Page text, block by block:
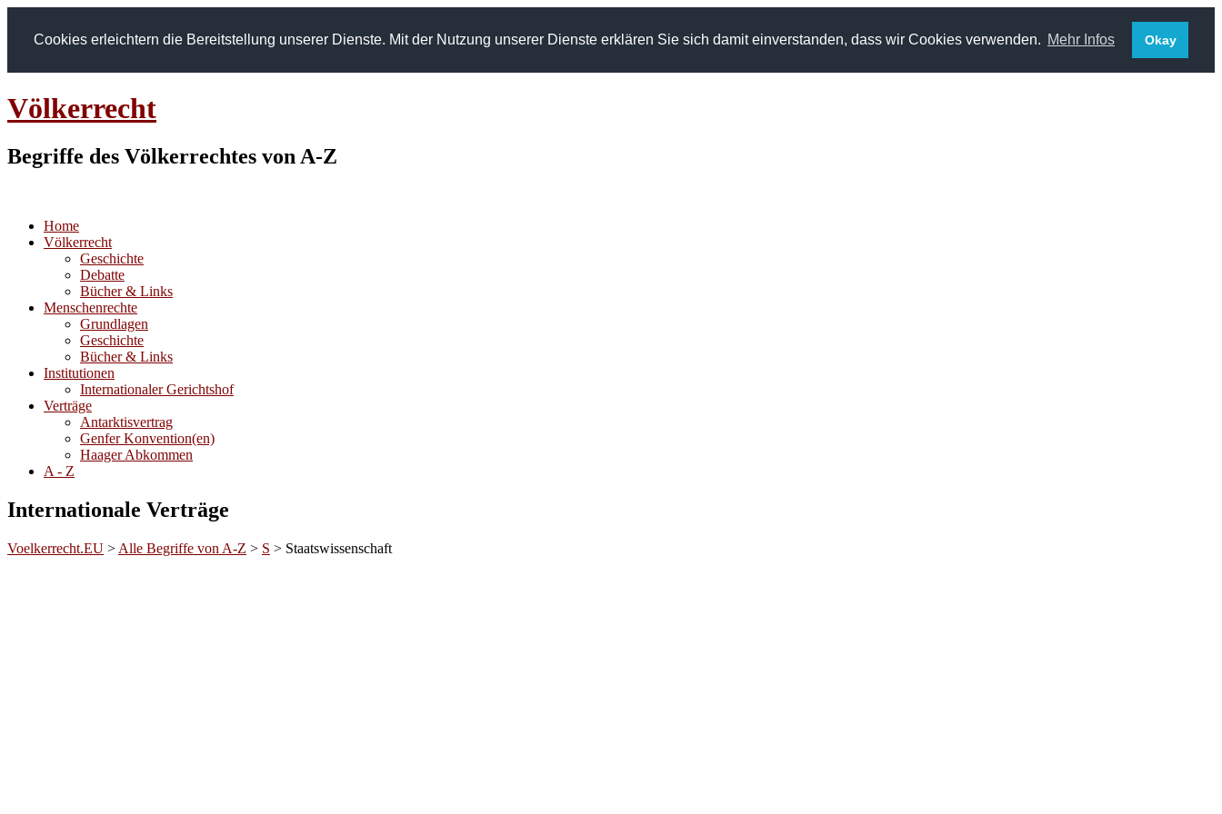
Cookies erleichtern die Bereitstellung unserer Dienste. Mit der Nutzung unserer Dienste erklären Sie sich damit einverstanden, dass wir Cookies verwenden. Mehr Infos Okay
Völkerrecht
Begriffe des Völkerrechtes von A-Z
Home
Völkerrecht
Geschichte
Debatte
Bücher & Links
Menschenrechte
Grundlagen
Geschichte
Bücher & Links
Institutionen
Internationaler Gerichtshof
Verträge
Antarktisvertrag
Genfer Konvention(en)
Haager Abkommen
A - Z
Internationale Verträge
Voelkerrecht.EU > Alle Begriffe von A-Z > S > Staatswissenschaft